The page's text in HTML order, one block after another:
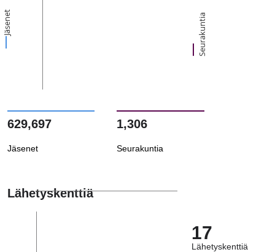
Jäsenet Seurakuntia
629,697
Jäsenet
1,306
Seurakuntia
Lähetyskenttiä
17
Lähetyskenttiä